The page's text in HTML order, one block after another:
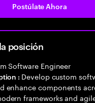
Postúlate Ahora
posición
Software Engineer
: Develop custom
enhance components
frameworks and